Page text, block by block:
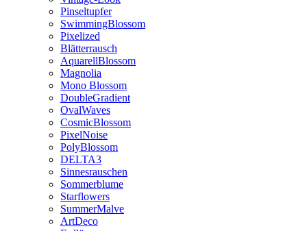
Pinseltupfer
SwimmingBlossom
Pixelized
Blätterrausch
AquarellBlossom
Magnolia
Mono Blossom
DoubleGradient
OvalWaves
CosmicBlossom
PixelNoise
PolyBlossom
DELTA3
Sinnesrauschen
Sommerblume
Starflowers
SummerMalve
ArtDeco